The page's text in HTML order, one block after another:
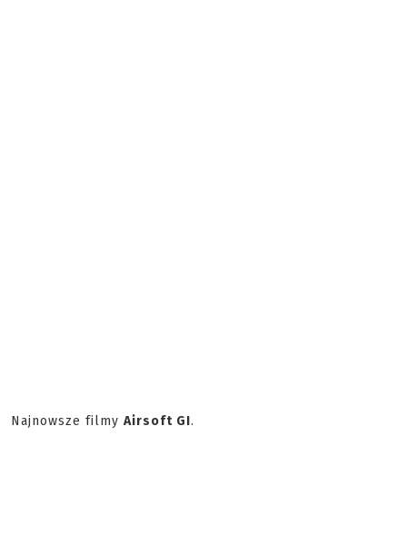
Najnowsze filmy Airsoft GI.